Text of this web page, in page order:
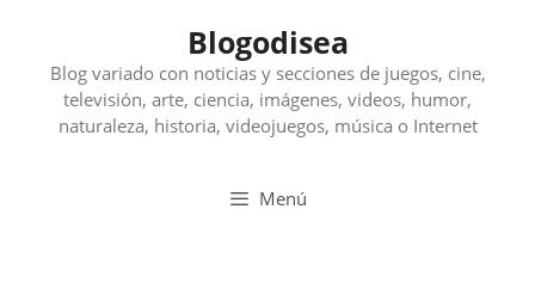
contenido
Blogodisea
Blog variado con noticias y secciones de juegos, cine,
televisión, arte, ciencia, imágenes, videos, humor,
naturaleza, historia, videojuegos, música o Internet
Menú